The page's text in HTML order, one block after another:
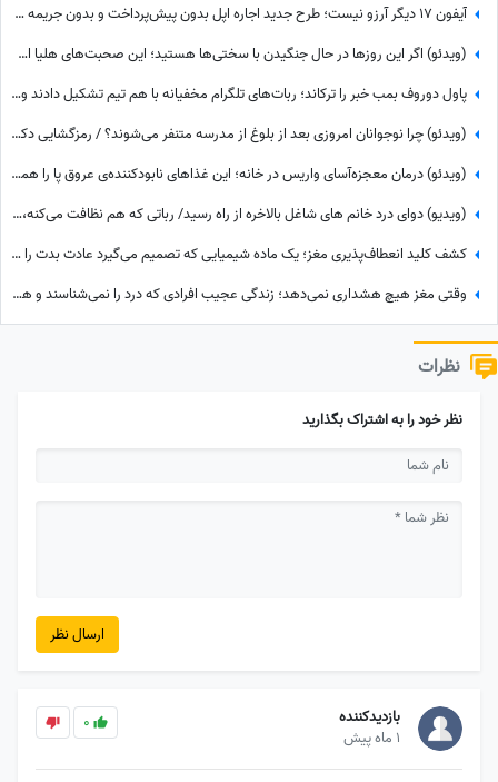
آیفون 17 دیگر آرزو نیست؛ طرح جدید اجاره اپل بدون پیش‌پرداخت و بدون جریمه دیرکرد
(ویدئو) اگر این روزها در حال جنگیدن با سختی‌ها هستید؛ این صحبت‌های هلیا امامی انگیزه شروع دوباره را به شما می‌دهد
پاول دوروف بمب خبر را ترکاند؛ ربات‌های تلگرام مخفیانه با هم تیم تشکیل دادند و ... + فیلم
(ویدئو) چرا نوجوانان امروزی بعد از بلوغ از مدرسه متنفر می‌شوند؟ / رمزگشایی دکتر سعید عزیزی از یک لجبازی هوشمندانه + راهکار عبور
(ویدئو) درمان معجزه‌آسای واریس در خانه؛ این غذاهای نابودکننده‌ی عروق پا را همین امروز حذف کنید!
(ویدیو) دوای درد خانم های شاغل بالاخره از راه رسید/ رباتی که هم نظافت می‌کنه، هم شیرینی می‌پزه، هم دلتون رو با سنتور می‌بره!😍
کشف کلید انعطاف‌پذیری مغز؛ یک ماده شیمیایی که تصمیم می‌گیرد عادت بدت را ادامه بدهی یا نه
وقتی مغز هیچ هشداری نمی‌دهد؛ زندگی عجیب افرادی که درد را نمی‌شناسند و هر روز در معرض خطر هستند
نظرات
نظر خود را به اشتراک بگذارید
ارسال نظر
بازدیدکننده
1 ماه پیش
0